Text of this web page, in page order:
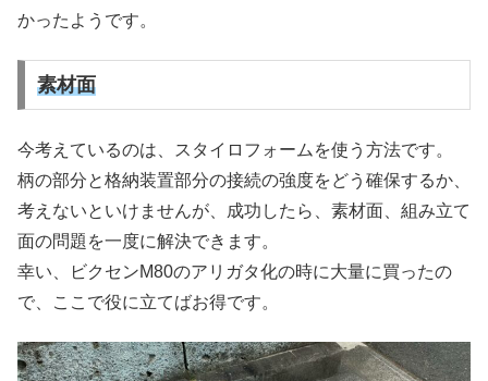
かったようです。
素材面
今考えているのは、スタイロフォームを使う方法です。
柄の部分と格納装置部分の接続の強度をどう確保するか、
考えないといけませんが、成功したら、素材面、組み立て
面の問題を一度に解決できます。
幸い、ビクセンM80のアリガタ化の時に大量に買ったの
で、ここで役に立てばお得です。